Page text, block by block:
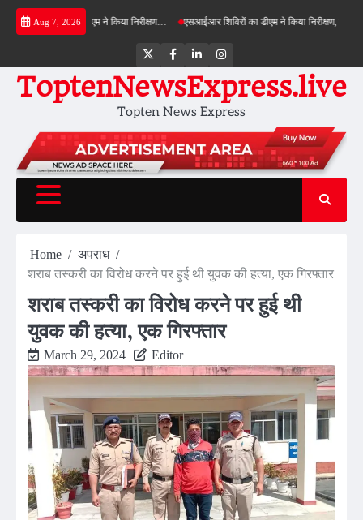
Skip
Aug 7, 2026
बाईपास का डीएम ने किया निरीक्षण… एसआईआर शिविरों का डीएम ने किया निरीक्षण, बोले—कोई
TwitterFacebookLinkedInInstagram
ToptenNewsExpress.live
Topten News Express
Home
अपराध
शराब तस्करी का विरोध करने पर हुई थी युवक की हत्या, एक गिरफ्तार
शराब तस्करी का विरोध करने पर हुई थी
युवक की हत्या, एक गिरफ्तार
March 29, 2024 Editor